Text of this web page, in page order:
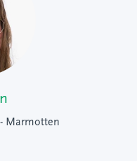
Marmotten